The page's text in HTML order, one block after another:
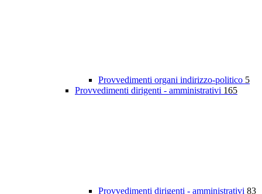
Provvedimenti organi indirizzo-politico 5
Provvedimenti dirigenti - amministrativi 165
Provvedimenti dirigenti - amministrativi 83